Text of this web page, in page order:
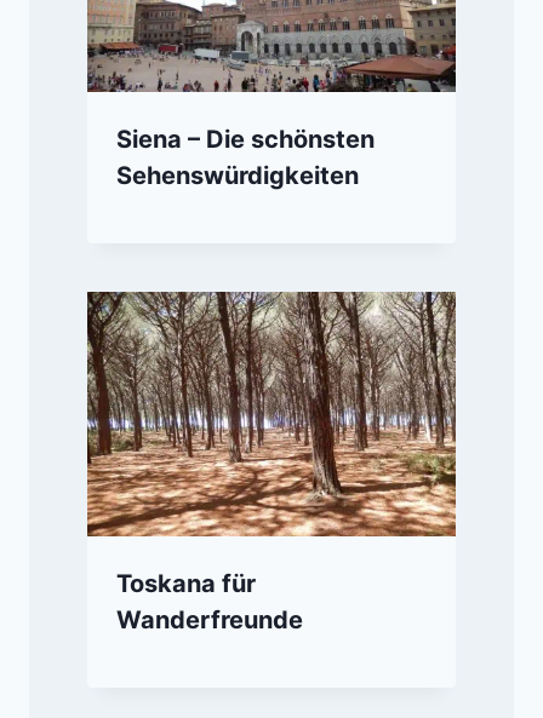
Siena – Die schönsten
Sehenswürdigkeiten
Toskana für
Wanderfreunde